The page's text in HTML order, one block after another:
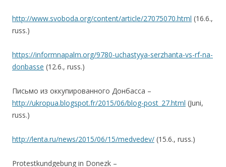
http://www.svoboda.org/content/article/27075070.html (16.6.,
russ.)
https://informnapalm.org/9780-uchastyya-serzhanta-vs-rf-na-
donbasse (12.6., russ.)
Письмо из оккупированного Донбасса –
http://ukropua.blogspot.fr/2015/06/blog-post_27.html (Juni,
russ.)
http://lenta.ru/news/2015/06/15/medvedev/ (15.6., russ.)
Protestkundgebung in Donezk –